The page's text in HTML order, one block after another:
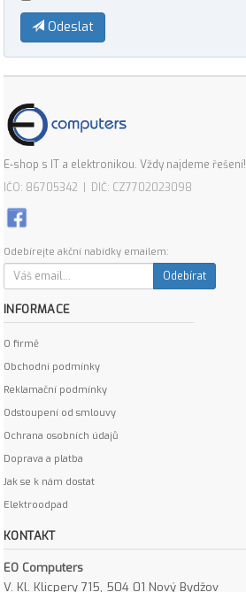
Odeslat
E-shop s IT a elektronikou. Vždy najdeme řešení!
IČO: 86705342 | DIČ: CZ7702023098
Odebírejte akční nabídky emailem:
Odebírat
INFORMACE
O firmě
Obchodní podmínky
Reklamační podmínky
Odstoupení od smlouvy
Ochrana osobních údajů
Doprava a platba
Jak se k nám dostat
Elektroodpad
KONTAKT
EO Computers
V. Kl. Klicpery 715, 504 01 Nový Bydžov